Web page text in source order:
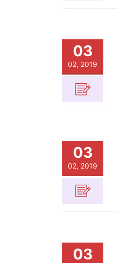
03
02, 2019
03
02, 2019
03